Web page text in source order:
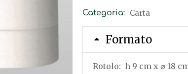
Categoria: Carta
Formato
Rotolo: h 9 cm x ⌀ 18